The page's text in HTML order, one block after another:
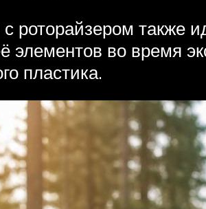
с роторайзером также
элементов во время
пластика.